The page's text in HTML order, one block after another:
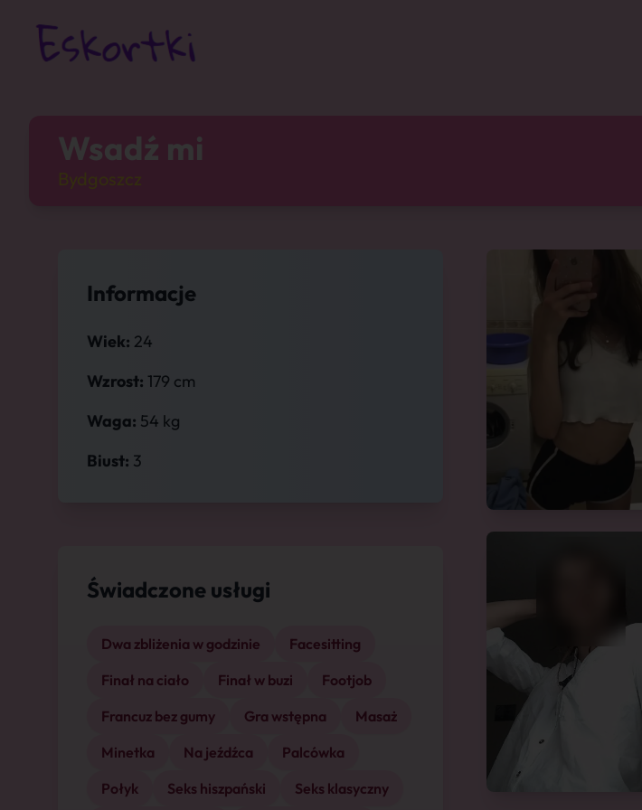
Wsadź mi
Informacje
Wiek: 24
Wzrost: 179 cm
Waga: 54 kg
Biust: 3
Świadczone usługi
Dwa zbliżenia w godzinie
Facesitting
Finał na ciało
Finał w buzi
Footjob
Francuz bez gumy
Gra wstępna
Masaż
Minetka
Na jeźdźca
Palcówka
Połyk
Seks hiszpański
Seks klasyczny